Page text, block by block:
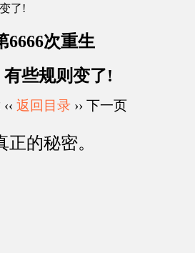
了!
6666次重生
有些规则变了!
返回目录 ›› 下一页
的秘密。